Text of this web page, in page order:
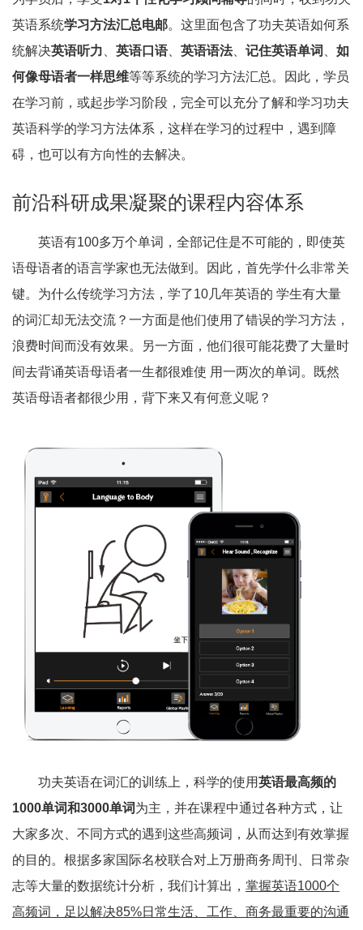
英语系统学习方法汇总电邮。这里面包含了功夫英语如何系
统解决英语听力 英语口语、 英语语法、 记住英语单词
如
何像母语者一样思维等等系统的学习方法汇总。因此，学员
在学习前，或起步学习阶段，完全可以充分了解和学习功夫
英语科学的学习方法体系，这样在学习的过程中，遇到障
碍，也可以有方向性的去解决。
前沿科研成果凝聚的课程内容体系
英语有100多万个单词，全部记住是不可能的，即使英
语母语者的语言学家也无法做到。因此，首先学什么非常关
键。为什么传统学习方法，学了10几年英语的 学生有大量
的词汇却无法交流？一方面是他们使用了错误的学习方法，
浪费时间而没有效果。另一方面，他们很可能花费了大量时
间去背诵英语母语者一生都很难使 用一两次的单词。既然
英语母语者都很少用，背下来又有何意义呢？
功夫英语在词汇的训练上，科学的使用英语最高频的
1000单词和3000单词为主，并在课程中通过各种方式，让
大家多次、不同方式的遇到这些高频词，从而达到有效掌握
的目的。根据多家国际名校联合对上万册商务周刊、日常杂
志等大量的数据统计分析，我们计算出， 掌握英语1000个
高频词，足以解决85%日常生活、工作、商务最重要的沟通